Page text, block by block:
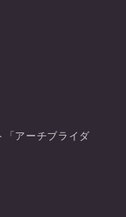
「アーチブライダ